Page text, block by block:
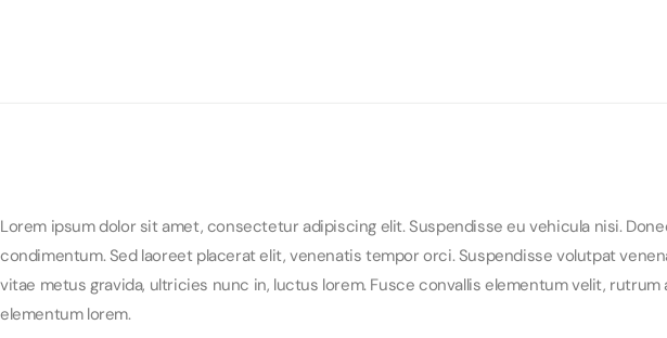
Lorem ipsum dolor sit amet, consectetur adipiscing elit. Suspendisse eu vehicula nisi.
condimentum. Sed laoreet placerat elit, venenatis tempor orci. Suspendisse volutpat
vitae metus gravida, ultricies nunc in, luctus lorem. Fusce convallis elementum velit, rutrum
elementum lorem.